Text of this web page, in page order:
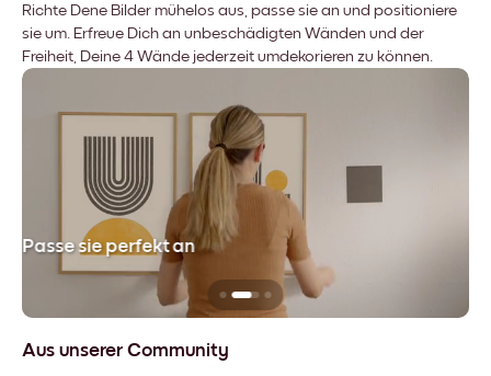
Richte Dene Bilder mühelos aus, passe sie an und positioniere
sie um. Erfreue Dich an unbeschädigten Wänden und der
Freiheit, Deine 4 Wände jederzeit umdekorieren zu können.
Passe sie perfekt an
Aus unserer Community